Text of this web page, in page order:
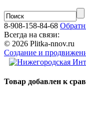
8-908-158-84-68
Всегда на связи:
© 2026 Plitka-nnov.ru
Создание и
Товар добавлен к